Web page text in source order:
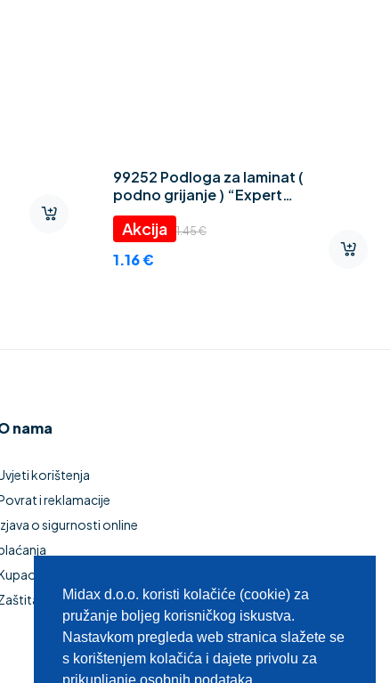
99252 Podloga za laminat (
podno grijanje ) “Expert
Thermo CEZAR” 2 mm
1.45€
1.16€
nama
korištenja
i reklamacije
o sigurnosti online
namještaj
privatnosti
Midax d.o.o. koristi kolačiće (cookie) za
pružanje boljeg korisničkog iskustva.
Nastavkom pregleda web stranica slažete se
s korištenjem kolačića i dajete privolu za